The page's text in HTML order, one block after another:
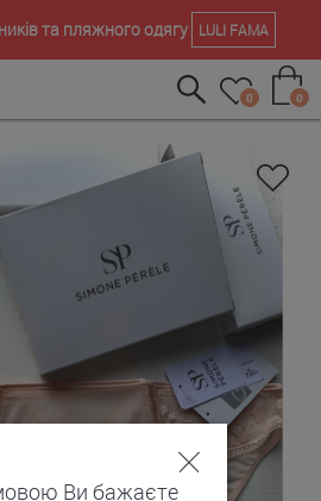
та пляжного одягу LULI FAMA
0 0
Ви бажаєте